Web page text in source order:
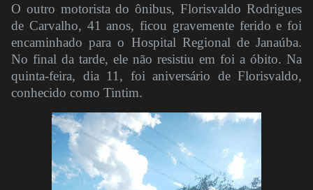
O outro motorista do ônibus, Florisvaldo Rodrigues
de Carvalho, 41 anos, ficou gravemente ferido e foi
encaminhado para o Hospital Regional de Janaúba.
No final da tarde, ele não resistiu em foi a óbito. Na
quinta-feira, dia 11, foi aniversário de Florisvaldo,
conhecido como Tintim.